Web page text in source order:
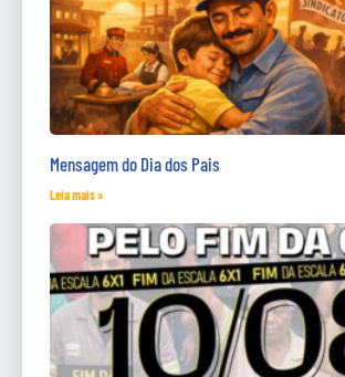
Mensagem do Dia dos Pais
Leia mais »